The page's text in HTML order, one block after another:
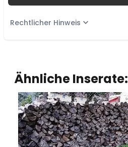
Rechtlicher Hinweis
Ähnliche Inserate: